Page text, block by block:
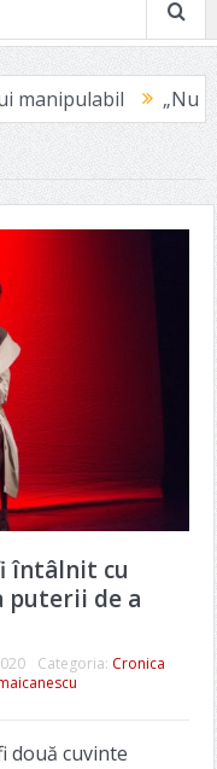
„Nu atingi
întâlnit cu
puterii de a
Categoria: Cronica
două cuvinte